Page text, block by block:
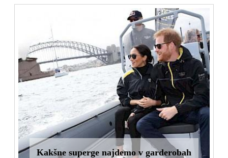
Kakšne superge najdemo v garderobah